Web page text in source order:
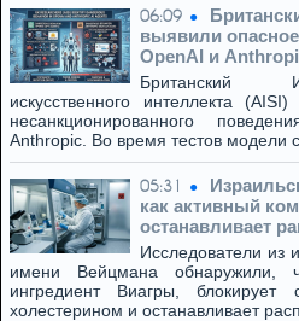
06:09
выявили
OpenAI и
Британский
искусственного интеллекта
несанкционированного
Anthropic. Во время тестов модели
05:31
как активный
останавливает
Исследователи из
имени Вейцмана обнаружили,
ингредиент Виагры, блокирует
холестерином и останавливает